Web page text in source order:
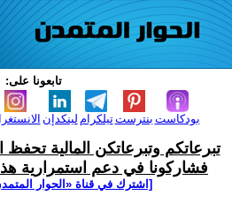
تابعونا على:
لينكدإن تيلكرامبنترست بودكاست
تبرعاتكم وتبرعاتكن المالية تحفظ
فشاركونا في دعم استمرارية
[اشترك في قناة ‫«الحوار